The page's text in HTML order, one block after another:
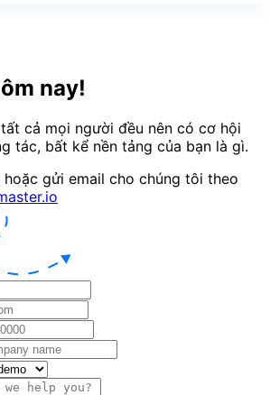
nay!
cả mọi người đều nên có cơ hội
tác, bất kể nền tảng của bạn là gì.
gửi email cho chúng tôi theo